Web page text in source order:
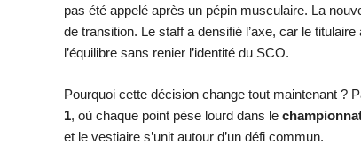
pas été appelé après un pépin musculaire. La
de transition. Le staff a densifié l’axe, car le
l’équilibre sans renier l’identité du SCO.
Pourquoi cette décision change tout maintenant ?
1, où chaque point pèse lourd dans le
et le vestiaire s’unit autour d’un défi commun.